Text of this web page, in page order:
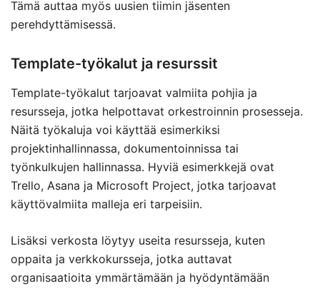
Tämä auttaa myös uusien tiimin jäsenten
perehdyttämisessä.
Template-työkalut ja resurssit
Template-työkalut tarjoavat valmiita pohjia ja
resursseja, jotka helpottavat orkestroinnin prosesseja.
Näitä työkaluja voi käyttää esimerkiksi
projektinhallinnassa, dokumentoinnissa tai
työnkulkujen hallinnassa. Hyviä esimerkkejä ovat
Trello, Asana ja Microsoft Project, jotka tarjoavat
käyttövalmiita malleja eri tarpeisiin.
Lisäksi verkosta löytyy useita resursseja, kuten
oppaita ja verkkokursseja, jotka auttavat
organisaatioita ymmärtämään ja hyödyntämään